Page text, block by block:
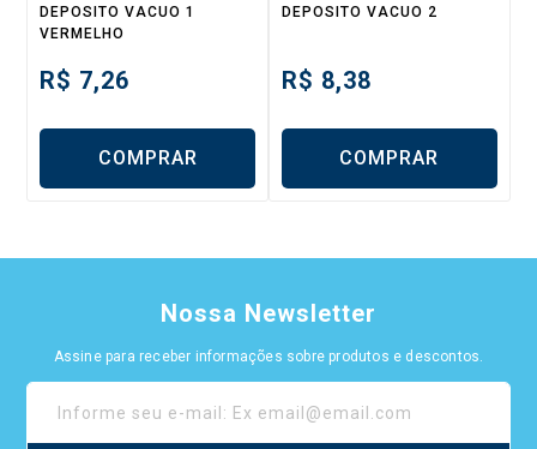
DEPOSITO VACUO 1
VERMELHO
R$ 7,26
COMPRAR
DEPOSITO VACUO 2
R$ 8,38
COMPRAR
Nossa Newsletter
Assine para receber informações sobre produtos e descontos.